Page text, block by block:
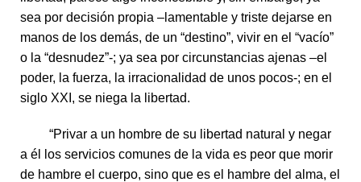
sea por decisión propia –lamentable y triste dejarse en
manos de los demás, de un “destino”, vivir en el “vacío”
o la “desnudez”-; ya sea por circunstancias ajenas –el
poder, la fuerza, la irracionalidad de unos pocos-; en el
siglo XXI, se niega la libertad.
“Privar a un hombre de su libertad natural y negar
a él los servicios comunes de la vida es peor que morir
de hambre el cuerpo, sino que es el hambre del alma, el